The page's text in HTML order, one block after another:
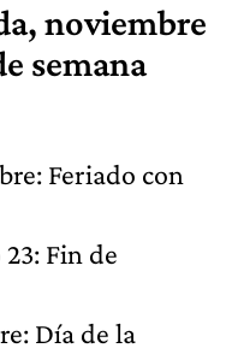
noviembre
semana
Feriado con
Fin de
Día de la